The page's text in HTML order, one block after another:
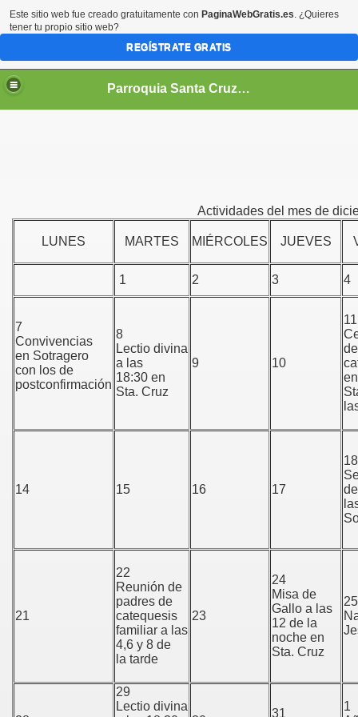
Parroquia Santa Cruz Medina de Pomar (Burgos)
Actividades del mes de
LUNES MARTES MIÉRCOLES JUEVES
1 2 3 4
7
Convivencias
en Sotragero
con los de
postconfirmación
8
Lectio divina
a las
18:30 en
Sta. Cruz
9 10
11
en
14 15 16 17
18
21
22
Reunión de
padres de
catequesis
familiar a las
4,6 y 8 de
la tarde
23
24
Misa de
Gallo a las
12 de la
noche en
Sta. Cruz
25
29
Lectio divina
31
1
Este sitio web fue creado gratuitamente con PaginaWebGratis.es. ¿Quieres
tener tu propio sitio web?
REGÍSTRATE GRATIS